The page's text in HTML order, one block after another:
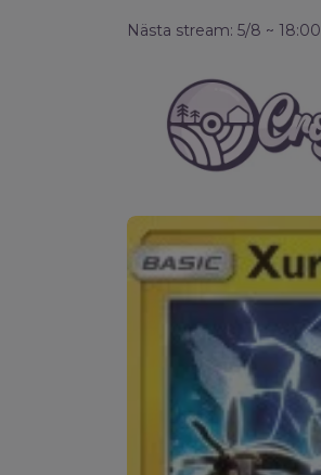
Nästa stream: 5/8 ~ 18:00